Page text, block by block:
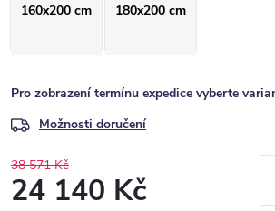
160x200 cm 180x200 cm
Pro zobrazení termínu expedice vyberte
Možnosti doručení
38 571 Kč
24 140 Kč